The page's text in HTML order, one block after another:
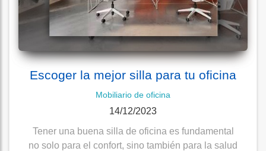
Escoger la mejor silla para tu oficina
Mobiliario de oficina
14/12/2023
Tener una buena silla de oficina es fundamental
no solo para el confort, sino también para la salud